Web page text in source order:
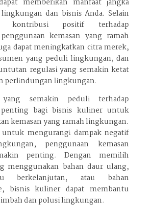
memberikan manfaat jangka
dan bisnis Anda. Selain
kontribusi positif terhadap
kemasan yang ramah
dapat meningkatkan citra merek,
yang peduli lingkungan, dan
regulasi yang semakin ketat
perlindungan lingkungan.
semakin peduli terhadap
bagi bisnis kuliner untuk
kemasan yang ramah lingkungan.
untuk mengurangi dampak negatif
penggunaan kemasan
penting. Dengan memilih
menggunakan bahan daur ulang,
berkelanjutan, atau bahan
bisnis kuliner dapat membantu
dan polusi lingkungan.